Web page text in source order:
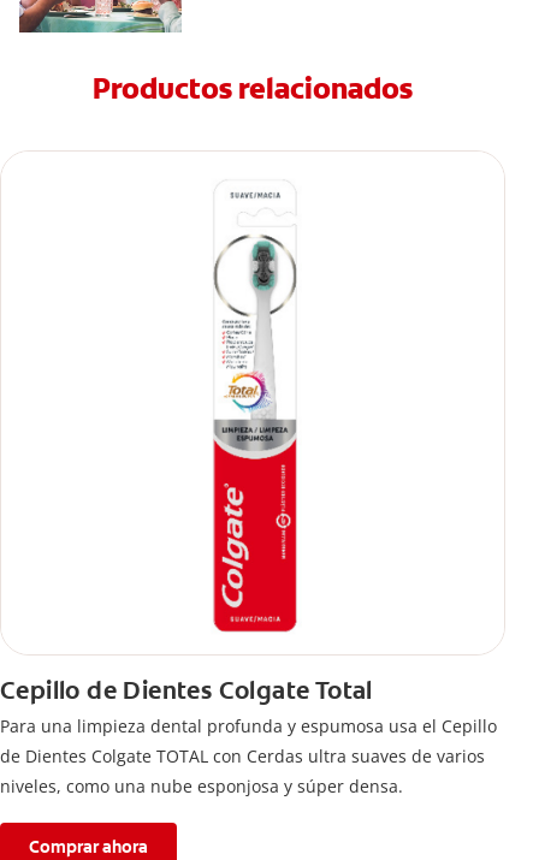
Productos relacionados
Cepillo de Dientes Colgate Total
Para una limpieza dental profunda y espumosa usa el Cepillo
de Dientes Colgate TOTAL con Cerdas ultra suaves de varios
niveles, como una nube esponjosa y súper densa.
Comprar ahora